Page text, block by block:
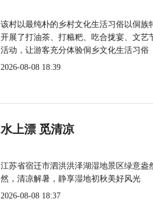
该村以最纯朴的乡村文化生活习俗以侗
开展了打油茶、打糍粑、吃合拢宴、文
活动，让游客充分体验侗乡文化生活习俗
2026-08-08 18:39
水上漂 觅清凉
江苏省宿迁市泗洪洪泽湖湿地景区绿意
然，清凉解暑，静享湿地初秋美好风光
2026-08-08 18:37